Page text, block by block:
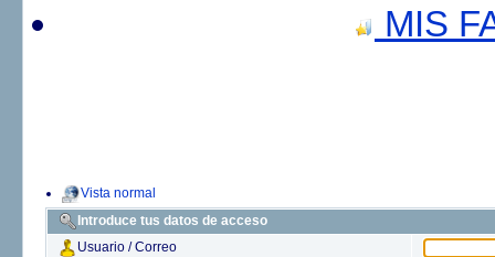
MIS
Vista normal
Introduce tus datos de acceso
Usuario / Correo